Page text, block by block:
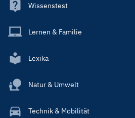
Wissenstest
Lernen & Familie
Lexika
Natur & Umwelt
Technik & Mobilität